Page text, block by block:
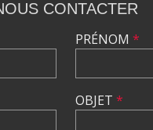
CONTACTER
PRÉNOM *
OBJET *